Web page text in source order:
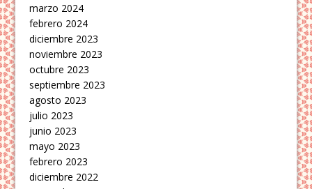
marzo 2024
febrero 2024
diciembre 2023
noviembre 2023
octubre 2023
septiembre 2023
agosto 2023
julio 2023
junio 2023
mayo 2023
febrero 2023
diciembre 2022